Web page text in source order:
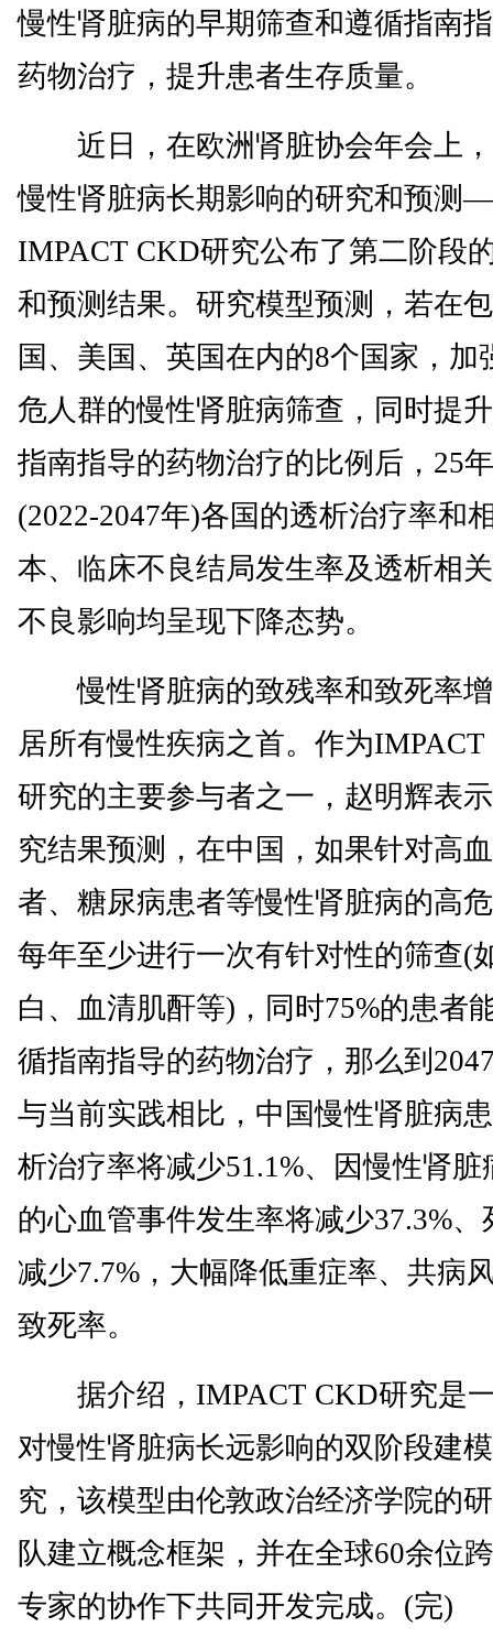
慢性肾脏病的早期筛查和遵循指南
药物治疗，提升患者生存质量。
近日，在欧洲肾脏协会年会上
慢性肾脏病长期影响的研究和预
IMPACT CKD研究公布了第二阶段
和预测结果。研究模型预测，若在
国、美国、英国在内的8个国家，加
危人群的慢性肾脏病筛查，同时提
指南指导的药物治疗的比例后，25
(2022-2047年)各国的透析治疗率和
本、临床不良结局发生率及透析相
不良影响均呈现下降态势。
慢性肾脏病的致残率和致死率
居所有慢性疾病之首。作为
研究的主要参与者之一，赵明辉表
究结果预测，在中国，如果针对高
者、糖尿病患者等慢性肾脏病的高
每年至少进行一次有针对性的筛查(
白、血清肌酐等)，同时75%的患者
循指南指导的药物治疗，那么到
与当前实践相比，中国慢性肾脏病
析治疗率将减少51.1%、因慢性肾脏
的心血管事件发生率将减少37.3%、
减少7.7%，大幅降低重症率、共病
致死率。
据介绍，IMPACT CKD研究是
对慢性肾脏病长远影响的双阶段建
究，该模型由伦敦政治经济学院的
队建立概念框架，并在全球60余位
专家的协作下共同开发完成。(完)